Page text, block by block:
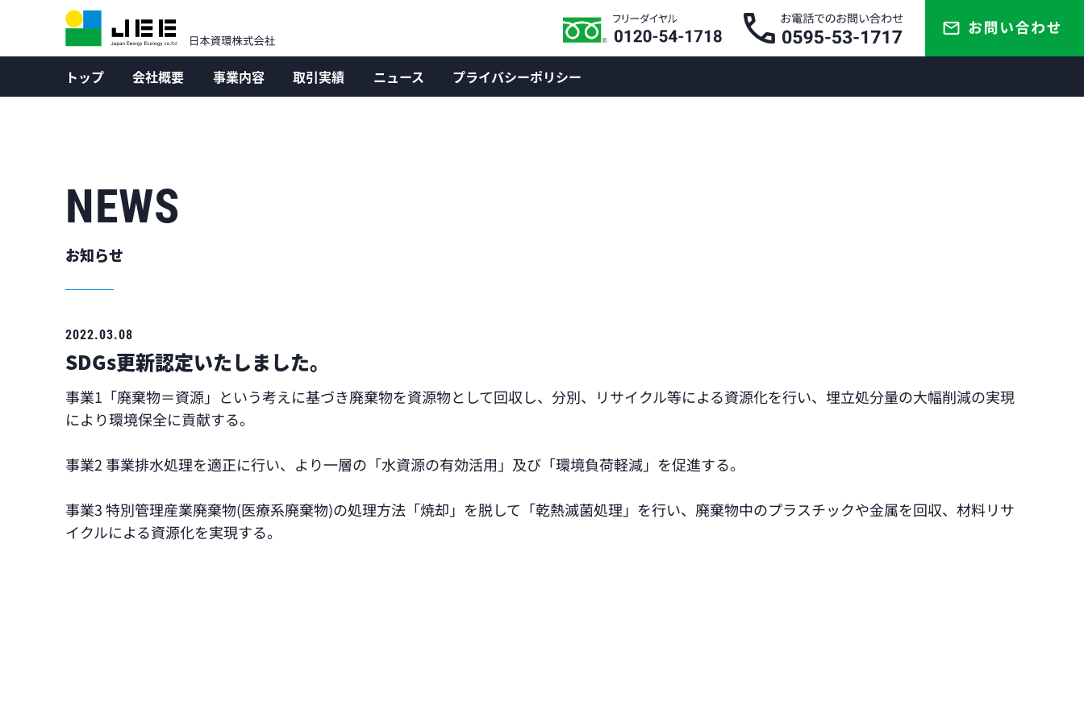
トップ 会社概要 事業内容 取引実績 ニュース プライバシーポリシー
NEWS
お知らせ
2022.03.08
SDGs更新認定いたしました。
事業1「廃棄物＝資源」という考えに基づき廃棄物を資源物として回収し、分別、リサイクル等による資源化を行い、埋立処分量の大幅削減の実現
により環境保全に貢献する。
事業2 事業排水処理を適正に行い、より一層の「水資源の有効活用」及び「環境負荷軽減」を促進する。
事業3 特別管理産業廃棄物(医療系廃棄物)の処理方法「焼却」を脱して「乾熱滅菌処理」を行い、廃棄物中のプラスチックや金属を回収、材料リサ
イクルによる資源化を実現する。